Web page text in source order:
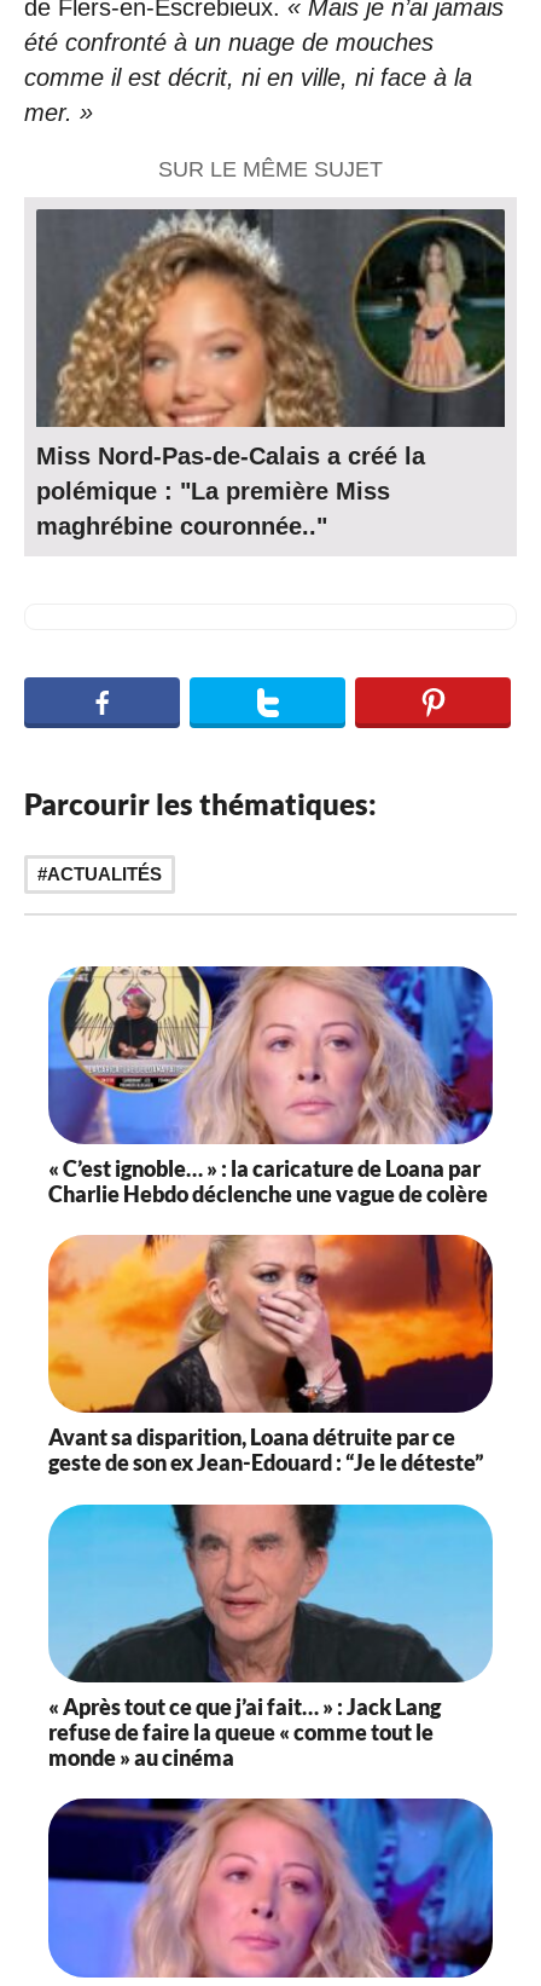
de Flers-en-Escrebieux. « Mais je n’ai jamais
été confronté à un nuage de mouches
comme il est décrit, ni en ville, ni face à la
mer. »
SUR LE MÊME SUJET
Miss Nord-Pas-de-Calais a créé la
polémique : "La première Miss
maghrébine couronnée.."
Parcourir les thématiques:
ACTUALITÉS
« C’est ignoble… » : la caricature de Loana par
Charlie Hebdo déclenche une vague de colère
Avant sa disparition, Loana détruite par ce
geste de son ex Jean-Edouard : “Je le déteste”
« Après tout ce que j’ai fait… » : Jack Lang
refuse de faire la queue « comme tout le
monde » au cinéma